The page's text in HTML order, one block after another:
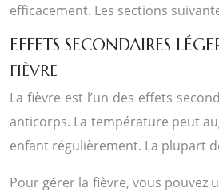
efficacement. Les sections
EFFETS SECONDAIRES
FIÈVRE
La fièvre est l’un des effets
anticorps. La température peut
enfant régulièrement. La plupart
Pour gérer la fièvre, vous pouvez